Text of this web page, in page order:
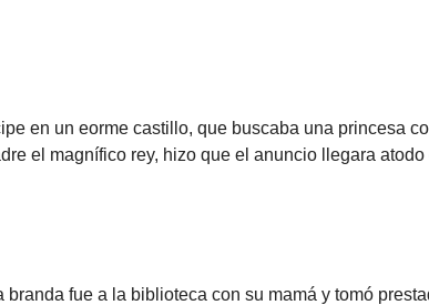
en un eorme castillo, que buscaba una princesa
el magnífico rey, hizo que el anuncio llegara atodo
fue a la biblioteca con su mamá y tomó